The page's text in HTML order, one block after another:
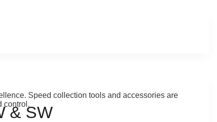
Speed collection tools and accessories are
control.
& SW